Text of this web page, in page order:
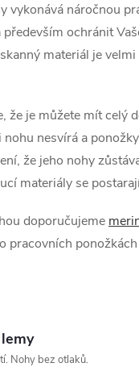
vykonává náročnou
ochránit
materiál je
je můžete mít celý
nesvírá a
že jeho nohy
materiály se
doporučujeme
pracovních
Nohy bez otlaků.